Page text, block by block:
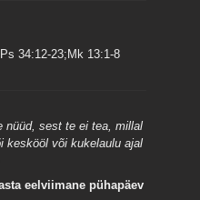
34:12-23;Mk 13:1-8
nüüd, sest te ei tea, millal
keskööl või kukelaulu ajal
eelviimane pühapäev